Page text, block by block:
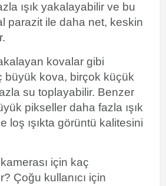
ışık yakalayabilir ve bu
parazit ile daha net, keskin
kovalar gibi
büyük kova, birçok küçük
su toplayabilir. Benzer
pikseller daha fazla ışık
loş ışıkta görüntü kalitesini
için kaç
Çoğu kullanıcı için